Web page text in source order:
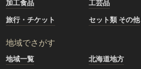
加工食品
工芸品
旅行・チケット
セット類 その他
地域でさがす
地域一覧 北海道地方